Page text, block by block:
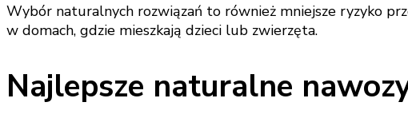
Wybór naturalnych rozwiązań to również mniejsze ryzyko
w domach, gdzie mieszkają dzieci lub zwierzęta.
Najlepsze naturalne